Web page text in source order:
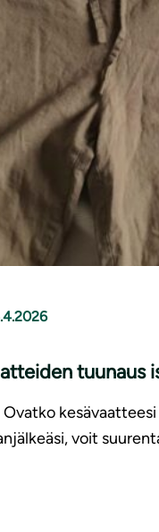
tuunaus
voit